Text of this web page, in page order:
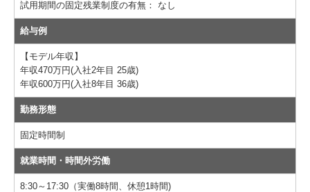
試用期間の固定残業制度の有無： なし
給与例
【モデル年収】
年収470万円(入社2年目 25歳)
年収600万円(入社8年目 36歳)
勤務形態
固定時間制
就業時間・時間外労働
8:30～17:30（実働8時間、休憩1時間)